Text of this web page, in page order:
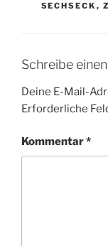
SECHSECK ,
Schreibe
Deine E-Mail-
Erforderliche
Kommentar*